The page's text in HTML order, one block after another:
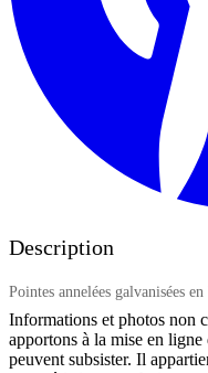
Description
Pointes annelées galvanisées
Informations et photos non
apportons à la mise en
peuvent subsister. Il